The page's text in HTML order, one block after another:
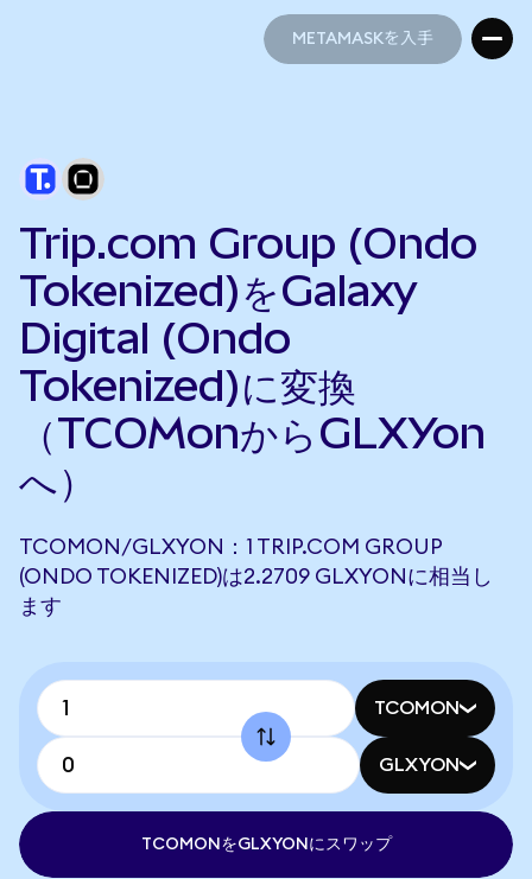
METAMASKを入手
Trip.com Group (Ondo
Tokenized)をGalaxy
Digital (Ondo
Tokenized)に変換
（TCOMonからGLXYon
へ）
TCOMON/GLXYON：1 TRIP.COM GROUP
(ONDO TOKENIZED)は2.2709 GLXYONに相当し
ます
TCOMON
GLXYON
TCOMONをGLXYONにスワップ